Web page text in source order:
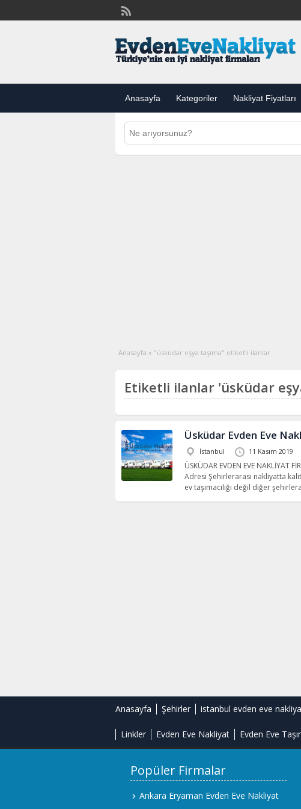
Anasayfa Kategoriler Nakliyat Fiyatları
Anasayfa » "üsküdar eşya taşıma" etiketli ilanlar
Etiketli ilanlar 'üsküdar
Üsküdar Evden Eve
İstanbul 11 Kasım 2019
ÜSKÜDAR EVDEN EVE NAKLİYAT
Adresi Şehirlerarası nakliyatta
ev taşımacılığı değil diğer
Anasayfa Şehirler istanbul evden eve
Linkler Evden Eve Nakliyat Evden Eve
Popüler Firmalar
Ankara Eryaman Evden Eve Nakliyat